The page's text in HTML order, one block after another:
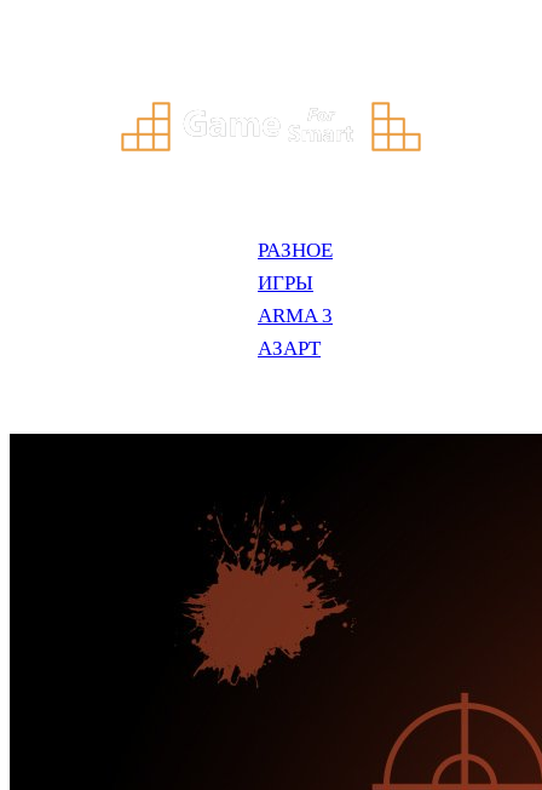
РАЗНОЕ
ИГРЫ
ARMA 3
АЗАРТ